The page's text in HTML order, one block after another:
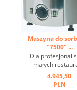
Maszyna do
"7500" ...
Dla
małych
Zasadniczo do
sporządzania
4.945,50
PLN